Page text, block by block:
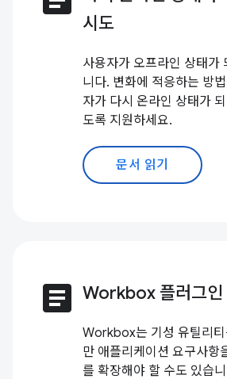
시도
사용자가 오프라인 상태가
니다. 변화에 적응하는 방
자가 다시 온라인 상태가
도록 지원하세요.
문서 읽기
article Workbox 플러그인
Workbox는 기성 유틸리티
만 애플리케이션 요구사항
를 확장해야 할 수도 있습